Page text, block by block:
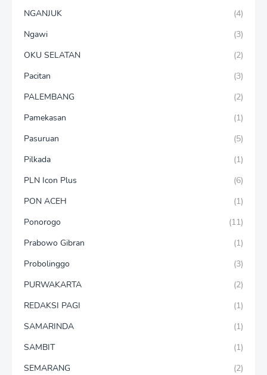
NGANJUK
(4)
Ngawi
(3)
OKU SELATAN
(2)
Pacitan
(3)
PALEMBANG
(2)
Pamekasan
(1)
Pasuruan
(5)
Pilkada
(1)
PLN Icon Plus
(6)
PON ACEH
(1)
Ponorogo
(11)
Prabowo Gibran
(1)
Probolinggo
(3)
PURWAKARTA
(2)
REDAKSI PAGI
(1)
SAMARINDA
(1)
SAMBIT
(1)
SEMARANG
(2)